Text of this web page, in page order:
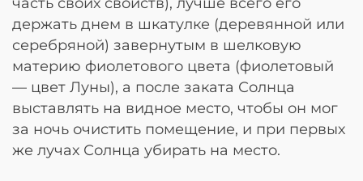
держать днем в шкатулке (деревянной или
серебряной) завернутым в шелковую
материю фиолетового цвета (фиолетовый
— цвет Луны), а после заката Солнца
выставлять на видное место, чтобы он мог
за ночь очистить помещение, и при первых
же лучах Солнца убирать на место.